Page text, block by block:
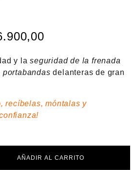
y laseguridad de la frenada
portabandas delanteras de gran
recíbelas, móntalas y
AÑADIR AL CARRITO